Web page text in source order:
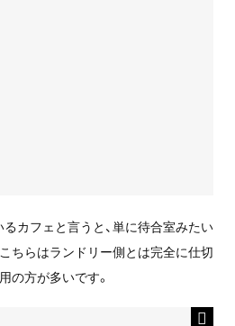
カフェと言うと、単に待合室みたい
ちらはランドリー側とは完全に仕切
の方が多いです。